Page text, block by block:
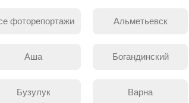
фоторепортажи Альметьевск
Аша Богандинский
Бузулук Варна